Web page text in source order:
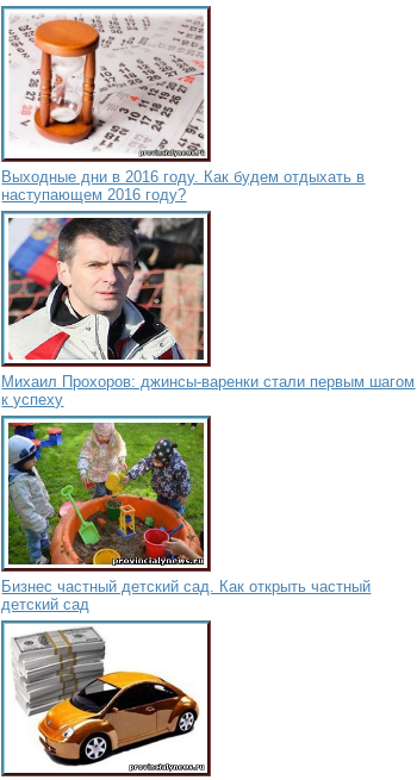
Выходные дни в 2016 году. Как будем отдыхать в
наступающем 2016 году?
Михаил Прохоров: джинсы-варенки стали первым шагом
к успеху
Бизнес частный детский сад. Как открыть частный
детский сад